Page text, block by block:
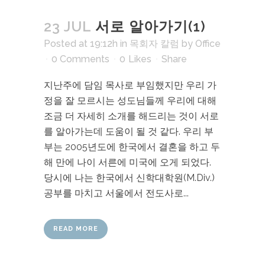
23 JUL 서로 알아가기(1)
Posted at 19:12h in 목회자 칼럼 by Office
0 Comments
0 Likes Share
지난주에 담임 목사로 부임했지만 우리 가
정을 잘 모르시는 성도님들께 우리에 대해
조금 더 자세히 소개를 해드리는 것이 서로
를 알아가는데 도움이 될 것 같다. 우리 부
부는 2005년도에 한국에서 결혼을 하고 두
해 만에 나이 서른에 미국에 오게 되었다.
당시에 나는 한국에서 신학대학원(M.Div.)
공부를 마치고 서울에서 전도사로...
READ MORE